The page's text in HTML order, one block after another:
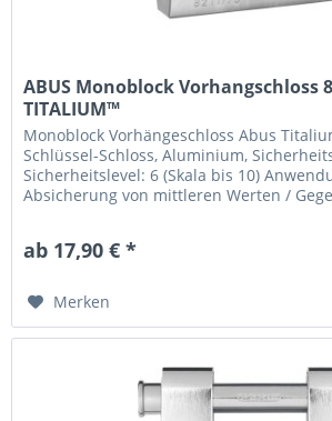
ABUS Monoblock Vorhangschloss
TITALIUM™
Monoblock Vorhängeschloss Abus
Schlüssel-Schloss, Aluminium,
Sicherheitslevel: 6 (Skala bis 10)
Absicherung von mittleren Werten /
ab 17,90 € *
Merken